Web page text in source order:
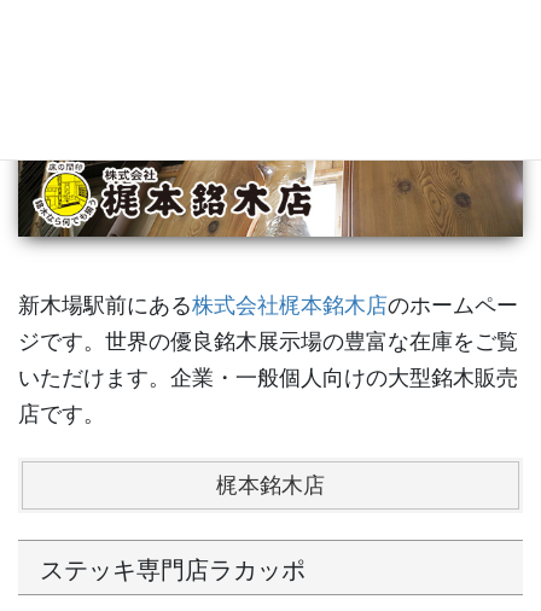
新木場駅前にある株式会社梶本銘木店のホームペー
ジです。世界の優良銘木展示場の豊富な在庫をご覧
いただけます。企業・一般個人向けの大型銘木販売
店です。
梶本銘木店
ステッキ専門店ラカッポ